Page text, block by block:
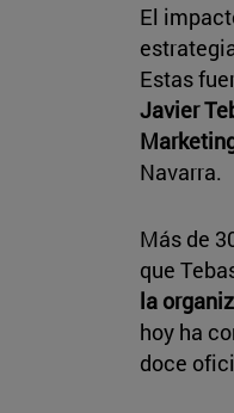
El
Estas
Javier
Navarra.
Más de
que
la
hoy ha
doce